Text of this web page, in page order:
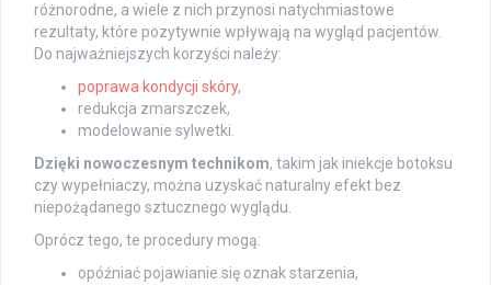
różnorodne, a wiele z nich przynosi natychmiastowe
rezultaty, które pozytywnie wpływają na wygląd pacjentów.
Do najważniejszych korzyści należy:
poprawa kondycji skóry,
redukcja zmarszczek,
modelowanie sylwetki.
Dzięki nowoczesnym technikom, takim jak iniekcje botoksu
czy wypełniaczy, można uzyskać naturalny efekt bez
niepożądanego sztucznego wyglądu.
Oprócz tego, te procedury mogą:
opóźniać pojawianie się oznak starzenia,